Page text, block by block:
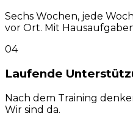
Sechs Wochen, jede
vor Ort. Mit
04
Laufende
Nach dem Training
Wir sind da.